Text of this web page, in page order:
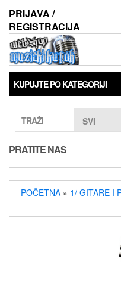
sadržaj
PRIJAVA /
REGISTRACIJA
KUPUJTE PO KATEGORIJI
TRAŽI
PRATITE NAS
POČETNA » 1/ GITARE I